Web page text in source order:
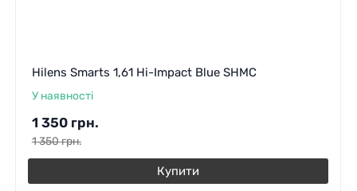
Hilens Smarts 1,61 Hi-Impact Blue SHMC
У наявності
1 350 грн.
1 350грн.
Купити